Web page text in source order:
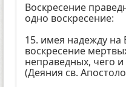
Воскресение
одно воскресение:
15. имея надежду на
воскресение
неправедных, чего
(Деяния св.